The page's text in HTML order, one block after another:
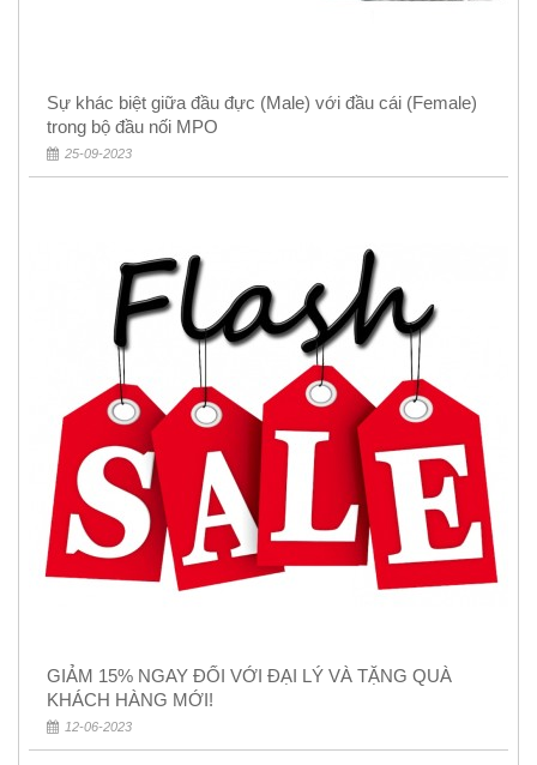
Sự khác biệt giữa đầu đực (Male) với đầu cái (Female)
trong bộ đầu nối MPO
25-09-2023
GIẢM 15% NGAY ĐỐI VỚI ĐẠI LÝ VÀ TẶNG QUÀ
KHÁCH HÀNG MỚI!
12-06-2023